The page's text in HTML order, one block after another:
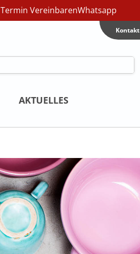
Termin VereinbarenWhatsapp
Kontakt
AKTUELLES